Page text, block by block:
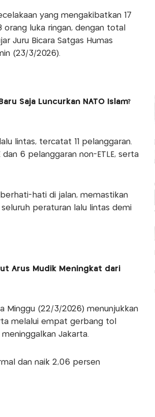
yang mengakibatkan 17
orang luka ringan, dengan total
Juru Bicara Satgas Humas
(23/3/2026).
Saja Luncurkan NATO Islam?
lintas, tercatat 11 pelanggaran.
6 pelanggaran non-ETLE, serta
hati di jalan, memastikan
peraturan lalu lintas demi
Arus Mudik Meningkat dari
Minggu (22/3/2026) menunjukkan
melalui empat gerbang tol
Jakarta.
dan naik 2,06 persen